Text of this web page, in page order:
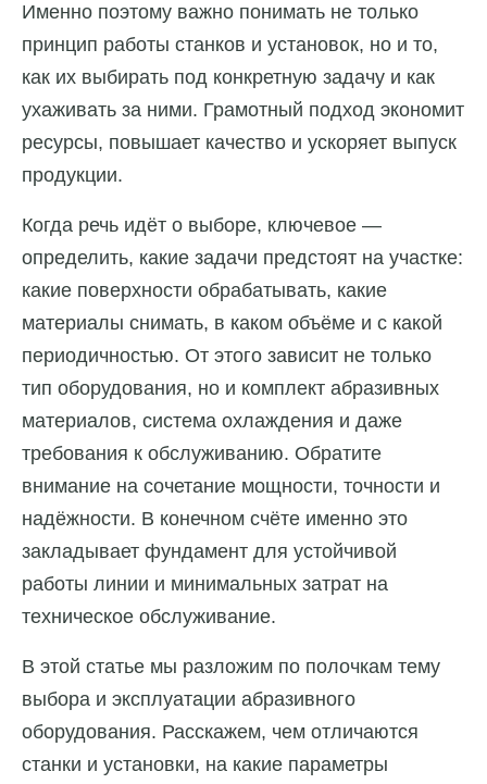
Именно поэтому важно понимать не только
принцип работы станков и установок, но и то,
как их выбирать под конкретную задачу и как
ухаживать за ними. Грамотный подход экономит
ресурсы, повышает качество и ускоряет выпуск
продукции.
Когда речь идёт о выборе, ключевое —
определить, какие задачи предстоят на участке:
какие поверхности обрабатывать, какие
материалы снимать, в каком объёме и с какой
периодичностью. От этого зависит не только
тип оборудования, но и комплект абразивных
материалов, система охлаждения и даже
требования к обслуживанию. Обратите
внимание на сочетание мощности, точности и
надёжности. В конечном счёте именно это
закладывает фундамент для устойчивой
работы линии и минимальных затрат на
техническое обслуживание.
В этой статье мы разложим по полочкам тему
выбора и эксплуатации абразивного
оборудования. Расскажем, чем отличаются
станки и установки, на какие параметры